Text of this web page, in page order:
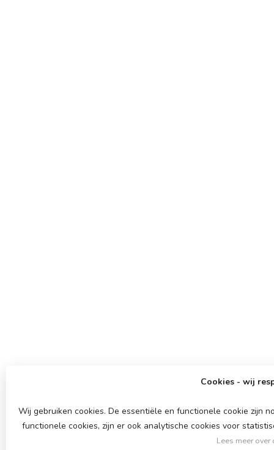
Cookies - wij
Wij gebruiken cookies. De essentiële en functionele cookie zijn
functionele cookies, zijn er ook analytische cookies voor
Lees meer